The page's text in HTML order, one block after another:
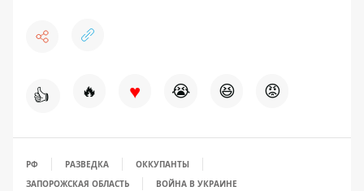
👍 🔥 ♥ 😭 😆 😡
РФ РАЗВЕДКА
ОККУПАНТЫ
ЗАПОРОЖСКАЯ ОБЛАСТЬ
ВОЙНА В УКРАИНЕ